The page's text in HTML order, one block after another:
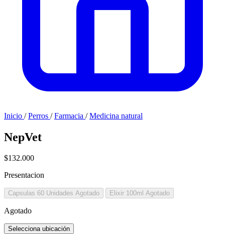
Inicio / Perros / Farmacia / Medicina natural
NepVet
$132.000
Presentacion
Capsulas 60 Unidades Agotado Elixir 100ml Agotado
Agotado
Selecciona ubicación